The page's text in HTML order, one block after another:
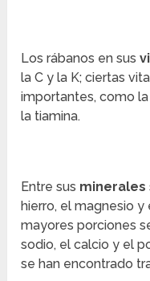
Los rábanos en sus
la C y la K; ciertas
importantes, como
la tiamina.
Entre sus minerales
hierro, el magnesio
mayores porciones
sodio, el calcio y el
se han encontrado